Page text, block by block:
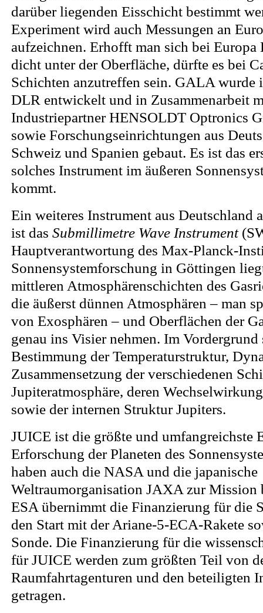
darüber liegenden Eisschicht bestimmt
Experiment wird auch Messungen an
aufzeichnen. Erhofft man sich bei Europa
dicht unter der Oberfläche, dürfte es bei
Schichten anzutreffen sein. GALA wurde
DLR entwickelt und in Zusammenarbeit
Industriepartner HENSOLDT Optronics
sowie Forschungseinrichtungen aus
Schweiz und Spanien gebaut. Es ist das
solches Instrument im äußeren
kommt.
Ein weiteres Instrument aus Deutschland
ist das Submillimetre Wave Instrument
Hauptverantwortung des Max-Planck-
Sonnensystemforschung in Göttingen
mittleren Atmosphärenschichten des
die äußerst dünnen Atmosphären – man
von Exosphären – und Oberflächen der
genau ins Visier nehmen. Im Vordergrund
Bestimmung der Temperaturstruktur,
Zusammensetzung der verschiedenen
Jupiteratmosphäre, deren
sowie der internen Struktur Jupiters.
JUICE ist die größte und umfangreichste
Erforschung der Planeten des
haben auch die NASA und die japanische
Weltraumorganisation JAXA zur Mission
ESA übernimmt die Finanzierung für die
den Start mit der Ariane-5-ECA-Rakete
Sonde. Die Finanzierung für die
für JUICE werden zum größten Teil von
Raumfahrtagenturen und den beteiligten
getragen.